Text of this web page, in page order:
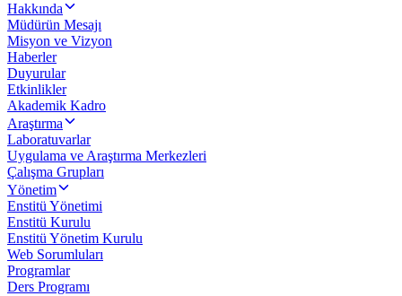
Hakkında
Müdürün Mesajı
Misyon ve Vizyon
Haberler
Duyurular
Etkinlikler
Akademik Kadro
Araştırma
Laboratuvarlar
Uygulama ve Araştırma Merkezleri
Çalışma Grupları
Yönetim
Enstitü Yönetimi
Enstitü Kurulu
Enstitü Yönetim Kurulu
Web Sorumluları
Programlar
Ders Programı